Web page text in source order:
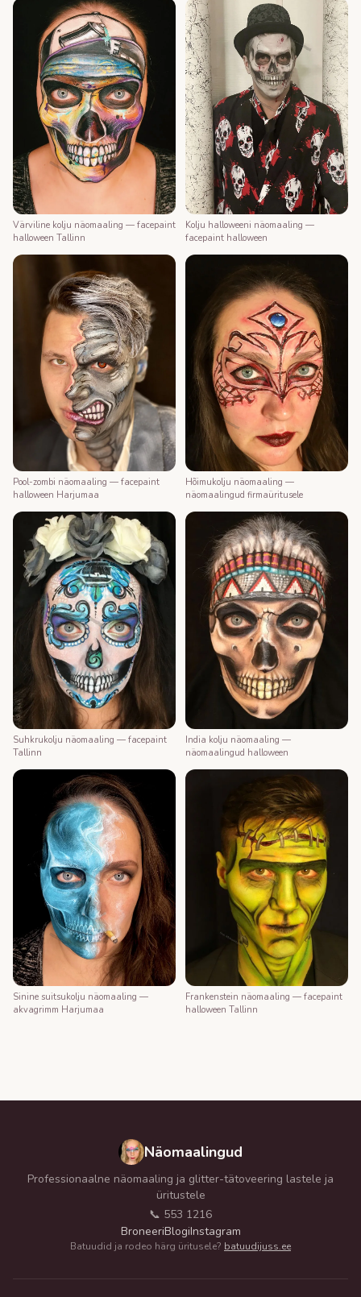
Värviline kolju näomaaling — facepaint
halloween Tallinn
Kolju halloweeni näomaaling —
facepaint halloween
Pool-zombi näomaaling — facepaint
halloween Harjumaa
Hõimukolju näomaaling —
näomaalingud firmaüritusele
Suhkrukolju näomaaling — facepaint
Tallinn
India kolju näomaaling —
näomaalingud halloween
Sinine suitsukolju näomaaling —
akvagrimm Harjumaa
Frankenstein näomaaling — facepaint
halloween Tallinn
Näomaalingud
Professionaalne näomaaling ja glitter-tätoveering lastele ja
üritustele
📞 553 1216
BroneeriBlogiInstagram
Batuudid ja rodeo härg üritusele? batuudijuss.ee